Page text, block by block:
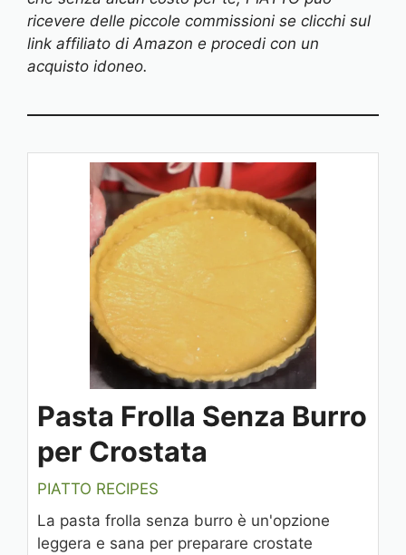
ricevere delle piccole commissioni se clicchi sul
link affiliato di Amazon e procedi con un
acquisto idoneo.
Pasta Frolla Senza Burro
per Crostata
PIATTO RECIPES
La pasta frolla senza burro è un'opzione
leggera e sana per preparare crostate